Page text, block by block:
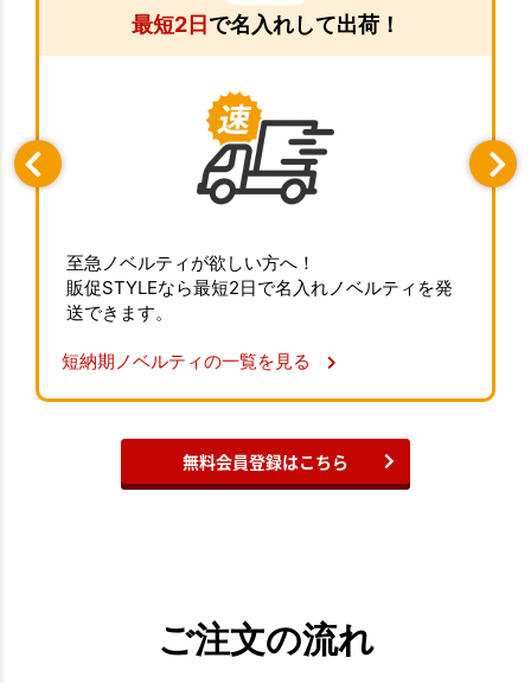
最短2日で名入れして出荷！
至急ノベルティが欲しい方へ！
販促STYLEなら最短2日で名入れノベルティを発
送できます。
短納期ノベルティの一覧を見る
無料会員登録はこちら
ご注文の流れ